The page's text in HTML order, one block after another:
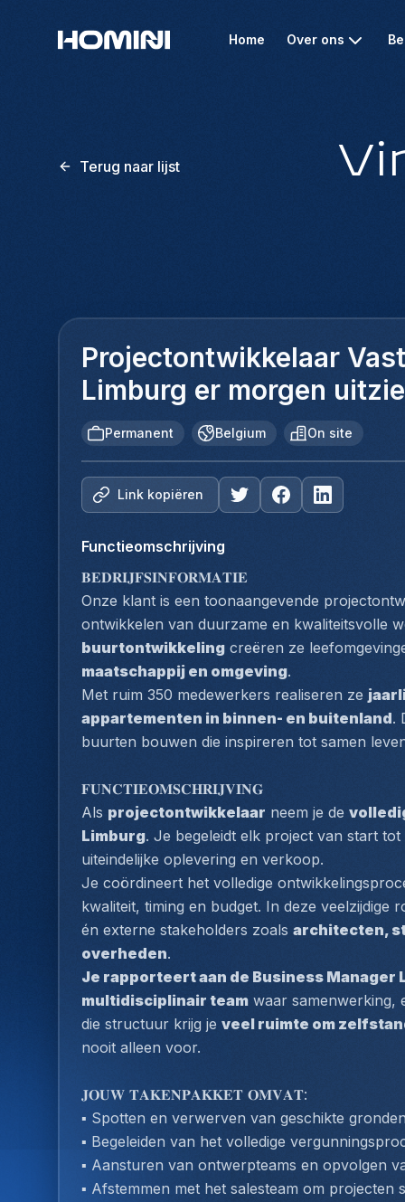
Home Over ons
Terug naar lijst
Projectontwikkelaar
Limburg er morgen
Permanent Belgium On site
Link kopiëren
Functieomschrijving
𝐁𝐄𝐃𝐑𝐈𝐉𝐅𝐒𝐈𝐍𝐅𝐎𝐑𝐌𝐀𝐓𝐈𝐄
Onze klant is een toonaangevende
ontwikkelen van duurzame en kwaliteitsvolle
buurtontwikkeling creëren ze
maatschappij en omgeving.
Met ruim 350 medewerkers realiseren ze
appartementen in binnen- en buitenland.
buurten bouwen die inspireren tot samen
𝐅𝐔𝐍𝐂𝐓𝐈𝐄𝐎𝐌𝐒𝐂𝐇𝐑𝐈𝐉𝐕𝐈𝐍𝐆
Als projectontwikkelaar neem je de
Limburg. Je begeleidt elk project van start
uiteindelijke oplevering en verkoop.
Je coördineert het volledige
kwaliteit, timing en budget. In deze veelzijdige
én externe stakeholders zoals architecten,
overheden.
Je rapporteert aan de Business Manager
multidisciplinair team waar samenwerking,
die structuur krijg je veel ruimte om
nooit alleen voor.
𝐉𝐎𝐔𝐖 𝐓𝐀𝐊𝐄𝐍𝐏𝐀𝐊𝐊𝐄𝐓 𝐎𝐌𝐕𝐀𝐓:
▪️ Spotten en verwerven van geschikte
▪️ Begeleiden van het volledige
▪️ Aansturen van ontwerpteams en opvolgen
▪️ Afstemmen met het salesteam om projecten